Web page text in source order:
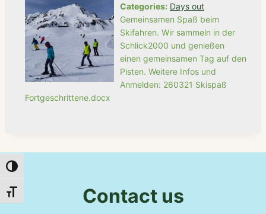
Toggle High Contrast
Toggle Font size
Categories: Days out
Gemeinsamen Spaß beim
Skifahren. Wir sammeln in der
Schlick2000 und genießen
einen gemeinsamen Tag auf den
Pisten. Weitere Infos und
Anmelden: 260321 Skispaß
Fortgeschrittene.docx
Contact us